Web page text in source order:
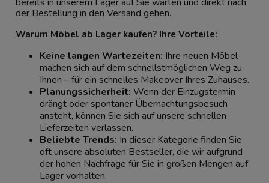
der Bestellung in den Versand gehen.
Warum Möbel ab Lager kaufen? Ihre Vorteile:
Keine langen Wartezeiten: Ihre neuen Möbel
machen sich auf dem schnellstmöglichen Weg zu
Ihnen – für ein schnelles Makeover Ihres Zuhauses.
Planungssicherheit: Wenn der Einzugstermin
drängt oder spontaner Übernachtungsbesuch
ansteht, können Sie sich auf unsere schnellen
Lieferzeiten verlassen.
Beliebte Trends: In dieser Kategorie finden Sie
oft unsere absoluten Bestseller, die wir aufgrund
der hohen Nachfrage für Sie in großen Mengen auf
Lager vorhalten.